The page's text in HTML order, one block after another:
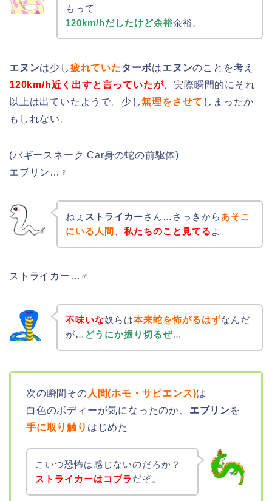
もって
120km/hだしたけど余裕余裕。
エヌンは少し疲れていたターボはエヌンのことを考え
120km/h近く出すと言っていたが、実際瞬間的にそれ
以上は出ていたようで。少し無理をさせて しまったか
もしれない。
(バギースネーク Car身の蛇の前駆体)
エブリン…♀
ねぇ ストライカーさん…さっきから あそこ
にいる人間
私たちのこと見てる よ
ストライカー…♂
不味いな奴らは本来蛇を怖がるはずなんだ
が… どうにか振り切るぜ…
次の瞬間その 人間(ホモ・サピエンス)は
白色のボディーが気になったのか、 エブリンを
手に取り触り はじめた
こいつ恐怖は感じないのだろか？
ストライカーはコブラだぞ。